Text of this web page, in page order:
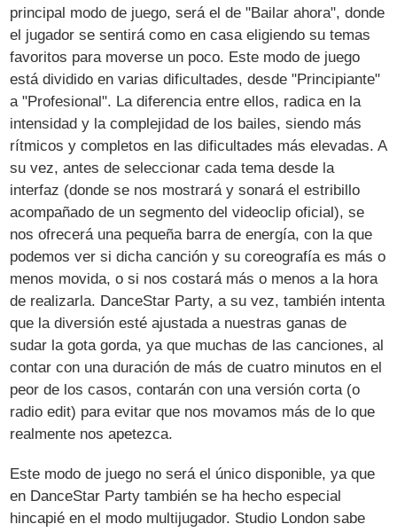
principal modo de juego, será el de "Bailar ahora", donde
el jugador se sentirá como en casa eligiendo su temas
favoritos para moverse un poco. Este modo de juego
está dividido en varias dificultades, desde "Principiante"
a "Profesional". La diferencia entre ellos, radica en la
intensidad y la complejidad de los bailes, siendo más
rítmicos y completos en las dificultades más elevadas. A
su vez, antes de seleccionar cada tema desde la
interfaz (donde se nos mostrará y sonará el estribillo
acompañado de un segmento del videoclip oficial), se
nos ofrecerá una pequeña barra de energía, con la que
podemos ver si dicha canción y su coreografía es más o
menos movida, o si nos costará más o menos a la hora
de realizarla. DanceStar Party, a su vez, también intenta
que la diversión esté ajustada a nuestras ganas de
sudar la gota gorda, ya que muchas de las canciones, al
contar con una duración de más de cuatro minutos en el
peor de los casos, contarán con una versión corta (o
radio edit) para evitar que nos movamos más de lo que
realmente nos apetezca.
Este modo de juego no será el único disponible, ya que
en DanceStar Party también se ha hecho especial
hincapié en el modo multijugador. Studio London sabe